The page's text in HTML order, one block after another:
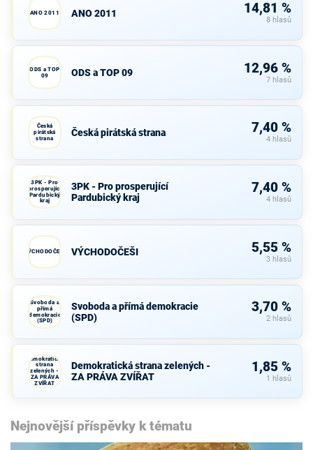
ANO 2011 ANO 2011 14,81 %
8 hlasů
ODS a TOP
09
ODS a TOP 09 12,96 %
7 hlasů
Česká
pirátská
strana
Česká pirátská strana 7,40 %
4 hlasů
3PK - Pro
prosperující
Pardubický
kraj
3PK - Pro prosperující
Pardubický kraj
7,40 %
4 hlasů
VÝCHODOČEŠI VÝCHODOČEŠI 5,55 %
3 hlasů
Svoboda a
přímá
demokracie
(SPD)
Svoboda a přímá demokracie
(SPD)
3,70 %
2 hlasů
Demokratická
strana
zelených -
ZA PRÁVA
ZVÍŘAT
Demokratická strana zelených -
ZA PRÁVA ZVÍŘAT
1,85 %
1 hlasů
Nejnovější příspěvky k tématu